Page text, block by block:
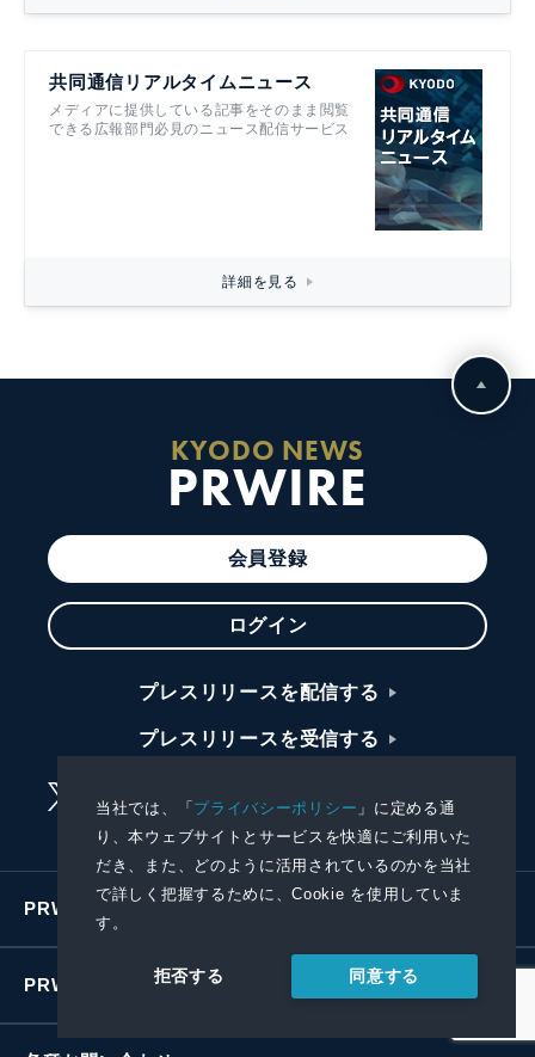
当社では、「プライバシーポリシー 」に定める通
り、本ウェブサイトとサービスを快適にご利用いた
だき、また、どのように活用されているのかを当社
で詳しく把握するために、Cookie を使用していま
す。
拒否する 同意する
共同通信リアルタイムニュース
メディアに提供している記事をそのまま閲覧
できる広報部門必見のニュース配信サービス
詳細を見る
KYODO NEWS
PRWIRE
会員登録
ログイン
プレスリリースを配信する
プレスリリースを受信する
PRWIREサービス
PRWIREについて